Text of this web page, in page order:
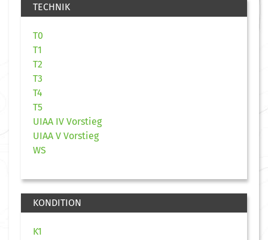
TECHNIK
T0
T1
T2
T3
T4
T5
UIAA IV Vorstieg
UIAA V Vorstieg
WS
KONDITION
K1